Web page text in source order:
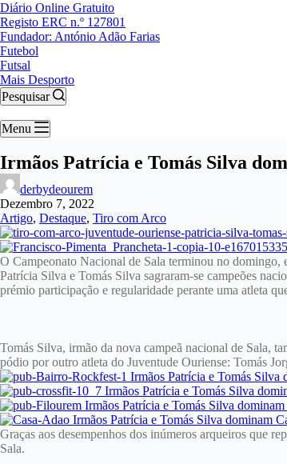
Diário Online Gratuito
Registo ERC n.º 127801
Fundador: António Adão Farias
Futebol
Futsal
Mais Desporto
Pesquisar
Menu
Irmãos Patrícia e Tomás Silva
derbydeourem
Dezembro 7, 2022
Artigo, Destaque, Tiro com Arco
O Campeonato Nacional de Sala terminou no domingo,
Patrícia Silva e Tomás Silva sagraram-se campeões
prémio participação e regularidade perante uma atleta
Tomás Silva, irmão da nova campeã nacional de Sala,
pódio por outro atleta do Juventude Ouriense: Tomás
Graças aos desempenhos dos inúmeros arqueiros que
Sala.